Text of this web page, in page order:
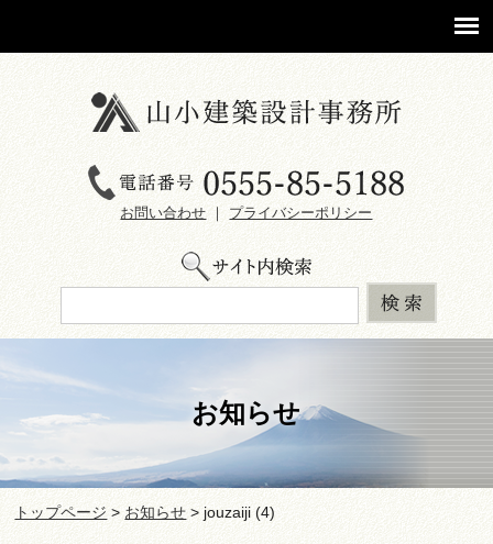
お問い合わせ ｜ プライバシーポリシー
お知らせ
トップページ > お知らせ > jouzaiji (4)